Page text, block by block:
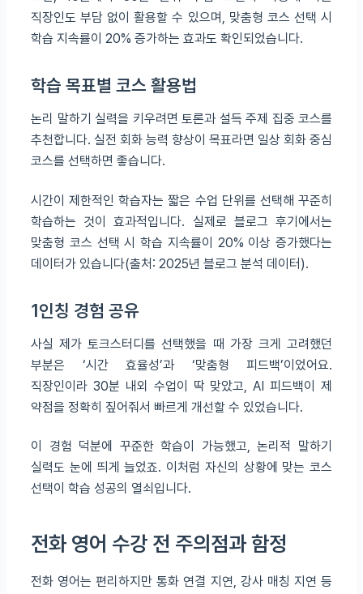
직장인도 부담 없이 활용할 수 있으며, 맞춤형 코스 선택 시
학습 지속률이 20% 증가하는 효과도 확인되었습니다.
학습 목표별 코스 활용법
논리 말하기 실력을 키우려면 토론과 설득 주제 집중 코스를
추천합니다. 실전 회화 능력 향상이 목표라면 일상 회화 중심
코스를 선택하면 좋습니다.
시간이 제한적인 학습자는 짧은 수업 단위를 선택해 꾸준히
학습하는 것이 효과적입니다. 실제로 블로그 후기에서는
맞춤형 코스 선택 시 학습 지속률이 20% 이상 증가했다는
데이터가 있습니다(출처: 2025년 블로그 분석 데이터).
1인칭 경험 공유
사실 제가 토크스터디를 선택했을 때 가장 크게 고려했던
부분은 ‘시간 효율성’과 ‘맞춤형 피드백’이었어요.
직장인이라 30분 내외 수업이 딱 맞았고, AI 피드백이 제
약점을 정확히 짚어줘서 빠르게 개선할 수 있었습니다.
이 경험 덕분에 꾸준한 학습이 가능했고, 논리적 말하기
실력도 눈에 띄게 늘었죠. 이처럼 자신의 상황에 맞는 코스
선택이 학습 성공의 열쇠입니다.
전화 영어 수강 전 주의점과 함정
전화 영어는 편리하지만 통화 연결 지연, 강사 매칭 지연 등